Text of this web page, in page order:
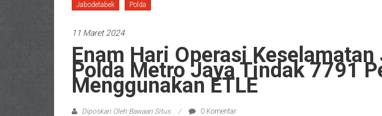
Jabodetabek Polda
11 Maret 2024
Enam Hari Operasi
Polda Metro Jaya Tindak 7791
Menggunakan ETLE
Diposkan Oleh:Bawaan Situs 0 Komentar